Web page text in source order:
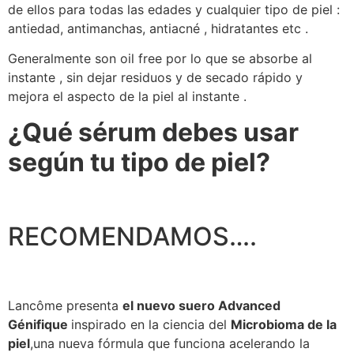
de ellos para todas las edades y cualquier tipo de piel :
antiedad, antimanchas, antiacné , hidratantes etc .
Generalmente son oil free por lo que se absorbe al
instante , sin dejar residuos y de secado rápido y
mejora el aspecto de la piel al instante .
¿Qué sérum debes usar
según tu tipo de piel?
RECOMENDAMOS….
Lancôme presenta el nuevo suero Advanced
Génifique inspirado en la ciencia del Microbioma de la
piel,una nueva fórmula que funciona acelerando la